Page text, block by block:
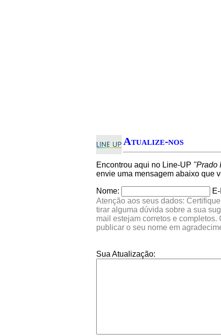
Atualize-nos
Encontrou aqui no Line-UP "Prado
envie uma mensagem abaixo que
Nome:
Atenção aos seus dados:
tirar alguma dúvida sobre a sua
mail estejam corretos e
publicar o seu nome em
Sua Atualização: